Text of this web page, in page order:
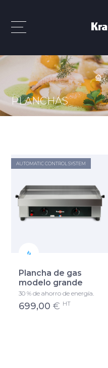
PLANCHAS
AUTOMATIC CONTROL SYSTEM
Plancha de gas
modelo grande
30 % de ahorro de energía.
699,00 € HT